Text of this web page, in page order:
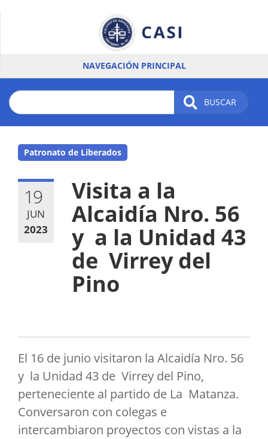
NAVEGACIÓN PRINCIPAL
BUSCAR
Patronato de Liberados
19
JUN
2023
Visita a la
Alcaidía Nro. 56
y a la Unidad 43
de Virrey del
Pino
El 16 de junio visitaron la Alcaidía Nro. 56
y la Unidad 43 de Virrey del Pino,
perteneciente al partido de La Matanza.
Conversaron con colegas e
intercambiaron proyectos con vistas a la